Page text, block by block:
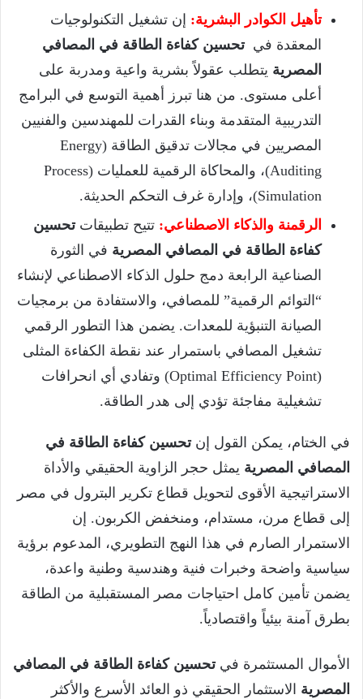
تأهيل الكوادر البشرية: إن تشغيل التكنولوجيات
المعقدة فيتحسين كفاءة الطاقة في المصافي
المصرية يتطلب عقولاً بشرية واعية ومدربة على
أعلى مستوى. من هنا تبرز أهمية التوسع في البرامج
التدريبية المتقدمة وبناء القدرات للمهندسين والفنيين
المصريين في مجالات تدقيق الطاقة (Energy
Auditing)، والمحاكاة الرقمية للعمليات (Process
Simulation)، وإدارة غرف التحكم الحديثة.
الرقمنة والذكاء الاصطناعي: تتيح تطبيقاتتحسين
كفاءة الطاقة في المصافي المصرية في الثورة
الصناعية الرابعة دمج حلول الذكاء الاصطناعي لإنشاء
“التوائم الرقمية” للمصافي، والاستفادة من برمجيات
الصيانة التنبؤية للمعدات. يضمن هذا التطور الرقمي
تشغيل المصافي باستمرار عند نقطة الكفاءة المثلى
(Optimal Efficiency Point) وتفادي أي انحرافات
تشغيلية مفاجئة تؤدي إلى هدر الطاقة.
في الختام، يمكن القول إنتحسين كفاءة الطاقة في
المصافي المصرية يمثل حجر الزاوية الحقيقي والأداة
الاستراتيجية الأقوى لتحويل قطاع تكرير البترول في مصر
إلى قطاع مرن، مستدام، ومنخفض الكربون. إن
الاستمرار الصارم في هذا النهج التطويري، المدعوم برؤية
سياسية واضحة وخبرات فنية وهندسية وطنية واعدة،
يضمن تأمين كامل احتياجات مصر المستقبلية من الطاقة
بطرق آمنة بيئياً واقتصادياً.
الأموال المستثمرة فيتحسين كفاءة الطاقة في المصافي
المصرية الاستثمار الحقيقي ذو العائد الأسرع والأكثر